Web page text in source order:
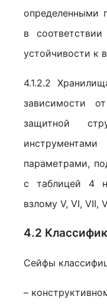
определенными
в
устойчивости к
4.1.2.2
зависимости
защитной
параметрами,
с таблицей 4
взлому V, VI, VII,
4.2
Сейфы
–